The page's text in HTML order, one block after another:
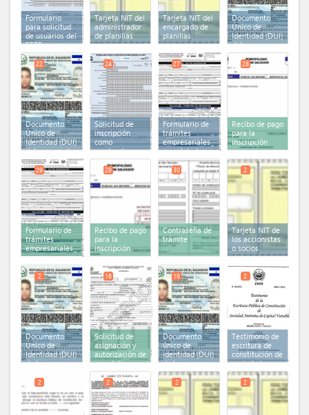
Formulario
para solicitud
de usuarios del
SEPP
Tarjeta NIT del
administrador
de planillas
Tarjeta NIT del
encargado de
planillas
Documento
Único de
Identidad (DUI)
del
administrador
de panillas
Documento
Único de
Identidad (DUI)
del encargado
de planillas
22
Solicitud de
inscripción
como
empleador
24
Formulario de
trámites
empresariales
completado
27
Recibo de pago
para la
inscripción
28
Formulario de
trámites
empresariales
29
Recibo de pago
para la
inscripción
29
Contraseña de
trámite
30
Tarjeta NIT de
los accionistas
o socios
2
Documento
Único de
Identidad (DUI)
de los
socios
2
Solicitud de
asignación y
autorización de
correlativo
para la emisión
de documentos
legales F-940
16
Documento
único de
identidad (DUI)
de la persona
natural
16
Testimonio de
escritura de
constitución de
sociedad
inscrita
2
2 2 2 2